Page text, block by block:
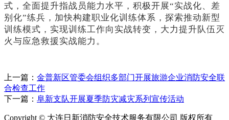
式，全面提升指战员能力水平，积极开展“实战化、差
别化”练兵，加快构建职业化训练体系，探索推动新型
训练模式，实现训练工作向实战转变，大力提升队伍灭
火与应急救援实战能力。
上一篇： 金普新区管委会组织多部门开展旅游企业消防安全联
合检查工作
下一篇： 阜新支队开展夏季防灾减灾系列宣传活动
Copyright © 大连日新消防安全技术服务有限公司 版权所有